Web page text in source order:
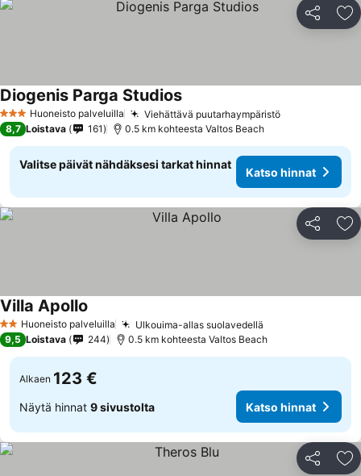
Jaa
3 Tähtiluokitus
Huoneisto palveluilla Viehättävä puutarhaympäristöKatso hinnat
Diogenis Parga StudiosKatso hinnat
8,7 Loistava 161 0.5 km kohteesta Valtos Beach
Valitse päivät nähdäksesi tarkat hinnat
Katso hinnat
Jaa
2 Tähtiluokitus
Huoneisto palveluilla Ulkouima-allas suolavedellä
Villa Apollo
9,5 Loistava 244 0.5 km kohteesta Valtos Beach
Alkaen 123 €
Näytä hinnat 9 sivustolta Katso hinnat
Jaa